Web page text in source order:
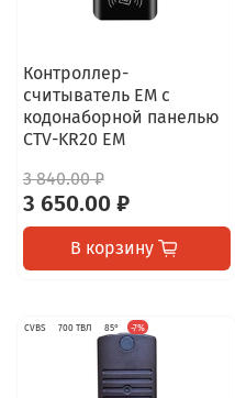
Контроллер-
считыватель ЕМ с
кодонаборной панелью
CTV-KR20 EM
3 840.00 ₽
3 650.00 ₽
В корзину
CVBS 700 ТВЛ 85° -7%